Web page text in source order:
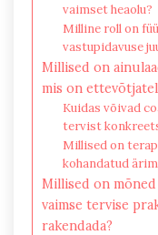
vaimset heaolu?
Milline roll on
vastupidavuse
Millised on
mis on
Kuidas võivad
tervist
Millised on
kohandatud
Millised on
vaimse tervise
rakendada?